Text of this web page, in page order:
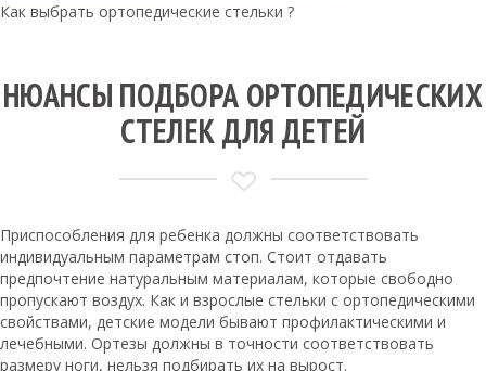
Как выбрать ортопедические стельки ?
НЮАНСЫ ПОДБОРА ОРТОПЕДИЧЕСКИХ
СТЕЛЕК ДЛЯ ДЕТЕЙ
Приспособления для ребенка должны соответствовать
индивидуальным параметрам стоп. Стоит отдавать
предпочтение натуральным материалам, которые свободно
пропускают воздух. Как и взрослые стельки с ортопедическими
свойствами, детские модели бывают профилактическими и
лечебными. Ортезы должны в точности соответствовать
размеру ноги, нельзя подбирать их на вырост.